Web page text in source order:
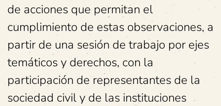
de acciones que permitan el
cumplimiento de estas observaciones, a
partir de una sesión de trabajo por ejes
temáticos y derechos, con la
participación de representantes de la
sociedad civil y de las instituciones